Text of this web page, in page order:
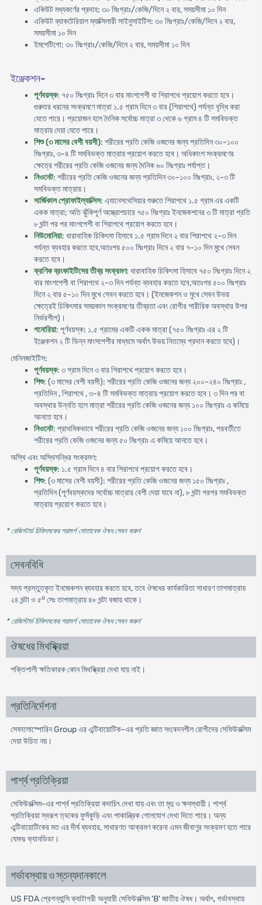
একিউট মধ্যকর্ণের প্রদাহ: ৩০ মিঃগ্রাঃ/কেজি/দিনে ২ বার, সময়সীমা ১০ দিন
একিউট ব্যাকটেরিয়াল ম্যাক্সিলারী সাইনুসাইটিস: ৩০ মিঃগ্রাঃ/কেজি/দিনে ২ বার,
সময়সীমা ১০ দিন
ইমপেটিগো: ৩০ মিঃগ্রাঃ/কেজি/দিনে ২ বার, সময়সীমা ১০ দিন
ইঞ্জেকশন-
পূর্ণবয়স্ক: ৭৫০ মিঃগ্রাঃ দিনে ৩ বার মাংশপেশী বা শিরাপথে প্রয়োগ করতে হবে।
গুরুতর ধরনের সংক্রমণে মাত্রা ১.৫ গ্রাম দিনে ৩ বার (শিরাপথে) পর্যন্ত বৃদ্ধি করা
যেতে পারে। প্রয়োজন হলে দৈনিক সর্বোচ্চ মাত্রা ৩ থেকে ৬ গ্রাম ৪ টি সমবিভক্ত
মাত্রায় দেয়া যেতে পারে।
শিশু (৩ মাসের বেশী বয়সী): শরীরের প্রতি কেজি ওজনের জন্য প্রতিদিন ৩০-১০০
মিঃগ্রাঃ, ৩-৪ টি সমবিভক্ত মাত্রায় প্রয়োগ করতে হবে। অধিকাংশ সংক্রমণের
ক্ষেত্রে শরীরের প্রতি কেজি ওজনের জন্য দৈনিক ৬০ মিঃগ্রাঃ পর্যাপ্ত।
নিওনেট: শরীরের প্রতি কেজি ওজনের জন্য প্রতিদিন ৩০-১০০ মিঃগ্রাঃ, ২-৩ টি
সমবিভক্ত মাত্রায়।
সার্জিকাল প্রোফাইল্যাক্সিস: এ্যানেসথেসিয়ার শুরুতে শিরাপথে ১.৫ গ্রাম এর একটি
একক মাত্রা; অতি ঝুঁকিপূর্ণ অস্ত্রোপচারে ৭৫০ মিঃগ্রাঃ ইনজেকশনের ৩ টি মাত্রা প্রতি
৮ ঘন্টা পর পর মাংশপেশী বা শিরাপথে প্রয়োগ করতে হবে।
নিউমোনিয়া: ধারাবাহিক চিকিৎসা হিসাবে ১.৫ গ্রাম দিনে ২ বার শিরাপথে ২-৩ দিন
পর্যন্ত ব্যবহার করতে হবে,অতঃপর ৫০০ মিঃগ্রাঃ দিনে ২ বার ৭-১০ দিন মুখে সেবন
করতে হবে।
ক্রণিক ব্রংকাইটিসের তীব্র সংক্রমণ: ধারাবাহিক চিকিৎসা হিসাবে ৭৫০ মিঃগ্রাঃ দিনে ২
বার মাংশপেশী বা শিরাপথে ২-৩ দিন পর্যন্ত ব্যবহার করতে হবে,অতঃপর ৫০০ মিঃগ্রাঃ
দিনে ২ বার ৫-১০ দিন মুখে সেবন করতে হবে। (ইনজেকশন ও মুখে সেবন উভয়
ক্ষেত্রেই চিকিৎসার সময়কাল সংক্রমণের তীব্রতা এবং রোগীর শারীরিক অবস্থার উপর
নির্ভরশীল)।
গনোরিয়া: পূর্ণবয়স্ক: ১.৫ গ্রামের একটি একক মাত্রা (৭৫০ মিঃগ্রাঃ এর ২ টি
ইঞ্জেকশন ২ টি ভিন্ন মাংসপেশীর মাধ্যমে অর্থাৎ উভয় নিতম্বে প্রদান করতে হবে)।
মেনিনজাইটিস:
পূর্ণবয়স্ক: ৩ গ্রাম দিনে ৩ বার শিরাপথে প্রয়োগ করতে হবে।
শিশু: (৩ মাসের বেশী বয়সী): শরীরের প্রতি কেজি ওজনের জন্য ২০০-২৪০ মিঃগ্রাঃ ,
প্রতিদিন , শিরাপথে , ৩-৪ টি সমবিভক্ত মাত্রায় প্রয়োগ করতে হবে। ৩ দিন পর বা
অবস্থার উন্নতি হলে মাত্রা শরীরের প্রতি কেজি ওজনের জন্য ১০০ মিঃগ্রাঃ এ কমিয়ে
আনতে হবে।
নিওনেট: প্রাথমিকভাবে শরীরের প্রতি কেজি ওজনের জন্য ১০০ মিঃগ্রাঃ, পরবর্তীতে
শরীরের প্রতি কেজি ওজনের জন্য ৫০ মিঃগ্রাঃ এ কমিয়ে আনতে হবে।
অস্থি এবং অস্থিসন্ধির সংক্রমণ:
পূর্ণবয়স্ক: ১.৫ গ্রাম দিনে ৪ বার শিরাপথে প্রয়োগ করতে হবে।
শিশু: (৩ মাসের বেশী বয়সী): শরীরের প্রতি কেজি ওজনের জন্য ১৫০ মিঃগ্রাঃ ,
প্রতিদিন (পূর্ণবয়স্কদের সর্বোচ্চ মাত্রার বেশী দেয়া যাবে না), ৮ ঘন্টা পরপর সমবিভক্ত
মাত্রায় প্রয়োগ করতে হবে।
* রেজিস্টার্ড চিকিৎসকের পরামর্শ মোতাবেক ঔষধ সেবন করুন'
সেবনবিধি
সদ্য প্রস্তুতকৃত ইনজেকশন ব্যবহার করতে হবে, তবে ঔষধের কার্যকারিতা সাধারণ তাপমাত্রায়
২৪ ঘন্টা ও ৫oসেঃ তাপমাত্রায় ৪৮ ঘন্টা বজায় থাকে।
* রেজিস্টার্ড চিকিৎসকের পরামর্শ মোতাবেক ঔষধ সেবন করুন'
ঔষধের মিথষ্ক্রিয়া
শক্তিশালী ক্ষতিকারক কোন মিথষ্ক্রিয়া দেখা যায় নাই।
প্রতিনির্দেশনা
সেফালোস্পোরিন Group এর এন্টিবায়োটিক-এর প্রতি জ্ঞাত সংবেদনশীল রোগীদের সেফিউরক্সিম
দেয়া উচিত নয়।
পার্শ্ব প্রতিক্রিয়া
সেফিউরক্সিম-এর পার্শ্ব প্রতিক্রিয়া কদাচিৎ দেখা যায় এবং তা মৃদু ও ক্ষনস্থায়ী। পার্শ্ব
প্রতিক্রিয়া স্বরূপ ত্বকের ফুসঁকুড়ি এবং পাকান্ত্রিক গোলযোগ দেখা দিতে পারে। অন্য
এন্টিবায়োটিকের মত এর দীর্ঘ ব্যবহার, সাধারণত আক্রমণ করেনা এমন জীবাণুর সংক্রমণ হতে পারে
যেমনঃ ক্যানডিডা।
গর্ভাবস্থায় ও স্তন্যদানকালে
US FDA প্রেগন্যান্সি ক্যাটাগরী অনুযায়ী সেফিউরক্সিম 'B' জাতীয় ঔষধ। অর্থাৎ, গর্ভাবস্থায়